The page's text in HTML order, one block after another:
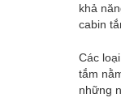
khả
cabin
Các
tắm
những